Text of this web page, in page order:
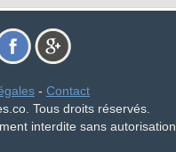
- Contact
Tous droits réservés.
interdite sans autorisation.